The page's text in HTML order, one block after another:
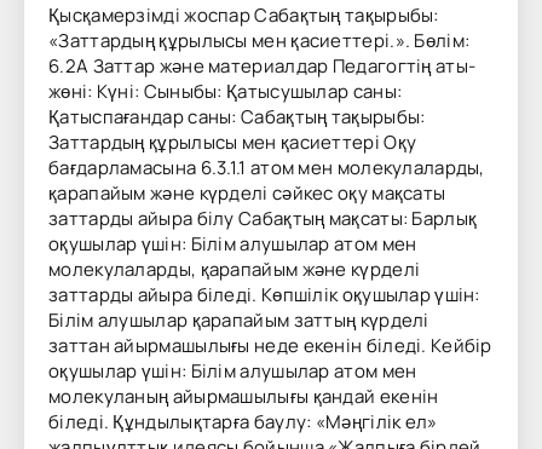
Қысқамерзімді жоспар Сабақтың тақырыбы:
«Заттардың құрылысы мен қасиеттері.». Бөлім:
6.2А Заттар және материалдар Педагогтің аты-
жөні: Күні: Сыныбы: Қатысушылар саны:
Қатыспағандар саны: Сабақтың тақырыбы:
Заттардың құрылысы мен қасиеттері Оқу
бағдарламасына 6.3.1.1 атом мен молекулаларды,
қарапайым және күрделі сәйкес оқу мақсаты
заттарды айыра білу Сабақтың мақсаты: Барлық
оқушылар үшін: Білім алушылар атом мен
молекулаларды, қарапайым және күрделі
заттарды айыра біледі. Көпшілік оқушылар үшін:
Білім алушылар қарапайым заттың күрделі
заттан айырмашылығы неде екенін біледі. Кейбір
оқушылар үшін: Білім алушылар атом мен
молекуланың айырмашылығы қандай екенін
біледі. Құндылықтарға баулу: «Мәңгілік ел»